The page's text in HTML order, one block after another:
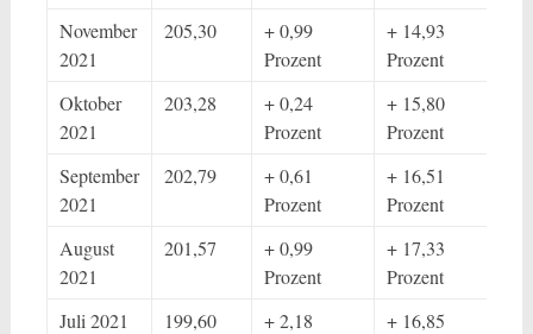
November
2021
205,30
+ 0,99
Prozent
+ 14,93
Prozent
Oktober
2021
203,28
+ 0,24
Prozent
+ 15,80
Prozent
September
2021
202,79
+ 0,61
Prozent
+ 16,51
Prozent
August
2021
201,57
+ 0,99
Prozent
+ 17,33
Prozent
Juli 2021
199,60
+ 2,18
+ 16,85